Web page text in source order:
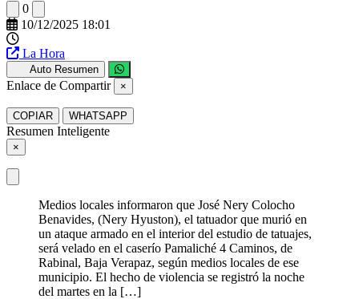
0
10/12/2025 18:01
La Hora
Auto Resumen
Enlace de Compartir ×
COPIAR WHATSAPP
Resumen Inteligente
×
Medios locales informaron que José Nery Colocho
Benavides, (Nery Hyuston), el tatuador que murió en
un ataque armado en el interior del estudio de tatuajes,
será velado en el caserío Pamaliché 4 Caminos, de
Rabinal, Baja Verapaz, según medios locales de ese
municipio. El hecho de violencia se registró la noche
del martes en la […]